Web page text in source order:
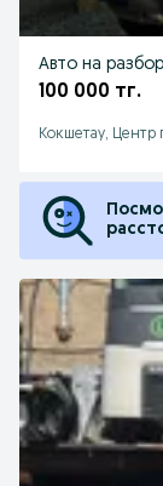
Авто на
100 000 тг.
Кокшетау, Центр